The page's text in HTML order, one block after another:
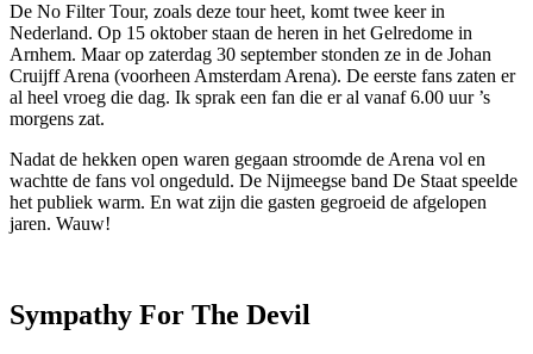
De No Filter Tour, zoals deze tour heet, komt twee keer in
Nederland. Op 15 oktober staan de heren in het Gelredome in
Arnhem. Maar op zaterdag 30 september stonden ze in de Johan
Cruijff Arena (voorheen Amsterdam Arena). De eerste fans zaten er
al heel vroeg die dag. Ik sprak een fan die er al vanaf 6.00 uur ’s
morgens zat.
Nadat de hekken open waren gegaan stroomde de Arena vol en
wachtte de fans vol ongeduld. De Nijmeegse band De Staat speelde
het publiek warm. En wat zijn die gasten gegroeid de afgelopen
jaren. Wauw!
Sympathy For The Devil